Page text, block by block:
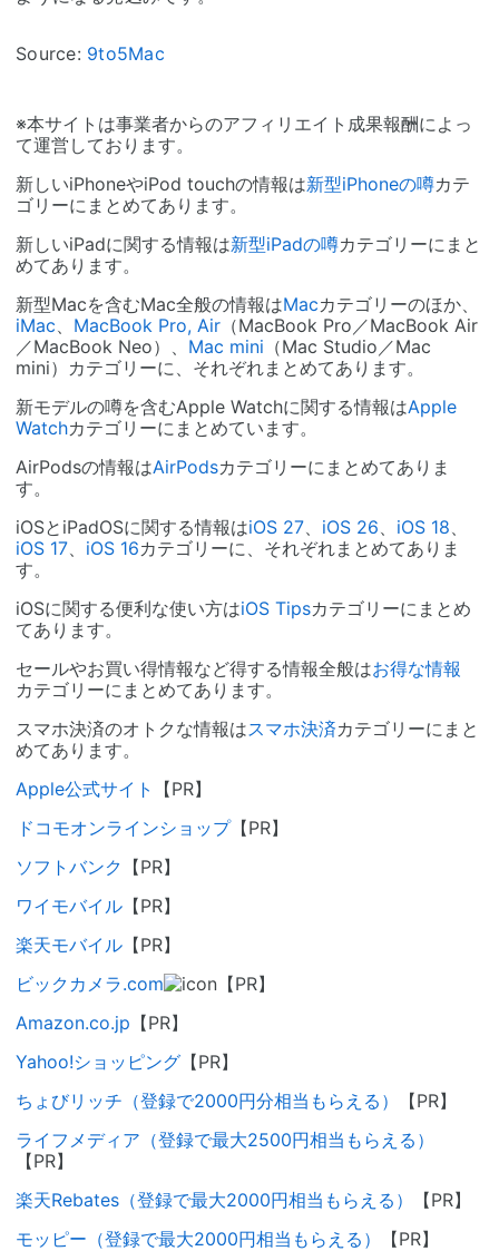
Source: 9to5Mac
※本サイトは事業者からのアフィリエイト成果報酬によっ
て運営しております。
新しいiPhoneやiPod touchの情報は新型iPhoneの噂カテ
ゴリーにまとめてあります。
新しいiPadに関する情報は新型iPadの噂カテゴリーにまと
めてあります。
新型Macを含むMac全般の情報はMacカテゴリーのほか、
iMac
MacBook Pro, Air （MacBook Pro／MacBook Air
／MacBook Neo）、 Mac mini （Mac Studio／Mac
mini）カテゴリーに、それぞれまとめてあります。
新モデルの噂を含むApple Watchに関する情報はApple
Watchカテゴリーにまとめています。
AirPodsの情報はAirPodsカテゴリーにまとめてありま
す。
iOSとiPadOSに関する情報はiOS 27 iOS 26 iOS 18
iOS 17
iOS 16カテゴリーに、それぞれまとめてありま
す。
iOSに関する便利な使い方はiOS Tipsカテゴリーにまとめ
てあります。
セールやお買い得情報など得する情報全般はお得な情報
カテゴリーにまとめてあります。
スマホ決済のオトクな情報はスマホ決済カテゴリーにまと
めてあります。
Apple公式サイト
【PR】
ドコモオンラインショップ【PR】
ソフトバンク 【PR】
ワイモバイル 【PR】
楽天モバイル 【PR】
ビックカメラ.com
【PR】
Amazon.co.jp 【PR】
Yahoo!ショッピング 【PR】
ちょびリッチ（登録で2000円分相当もらえる）
【PR】
ライフメディア（登録で最大2500円相当もらえる）
【PR】
楽天Rebates（登録で最大2000円相当もらえる）
【PR】
モッピー（登録で最大2000円相当もらえる）
【PR】